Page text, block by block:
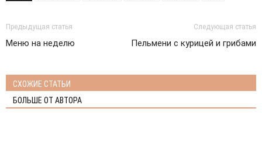
Предыдущая статья
Меню на неделю
Следующая статья
Пельмени с курицей и грибами
СХОЖИЕ СТАТЬИ
БОЛЬШЕ ОТ АВТОРА